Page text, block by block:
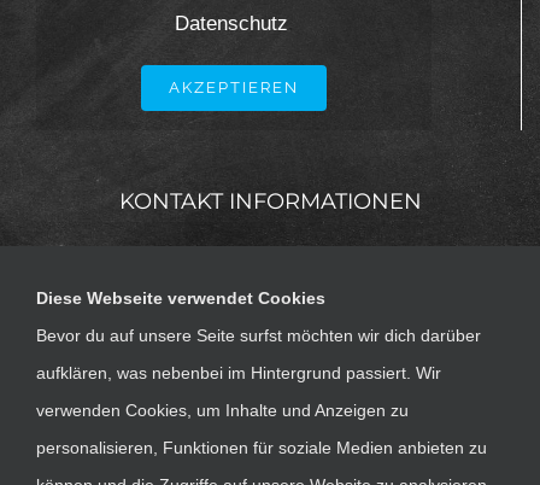
Datenschutz
AKZEPTIEREN
KONTAKT INFORMATIONEN
Gneisenaustraße 12 80992 München Tel.: +49 89
143 684 – 0 Fax.: +49 89 143 684 – 30
Diese Webseite verwendet Cookies
Bevor du auf unsere Seite surfst möchten wir dich darüber
aufklären, was nebenbei im Hintergrund passiert. Wir
verwenden Cookies, um Inhalte und Anzeigen zu
personalisieren, Funktionen für soziale Medien anbieten zu